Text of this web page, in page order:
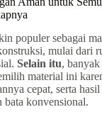
populer sebagai
mulai dari
Selain itu,
material ini
cepat, serta
bata konvensional.